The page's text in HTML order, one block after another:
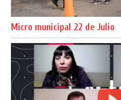
Micro municipal 22 de Julio